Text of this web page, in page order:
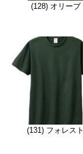
(128) オリーブ
(131) フォレスト